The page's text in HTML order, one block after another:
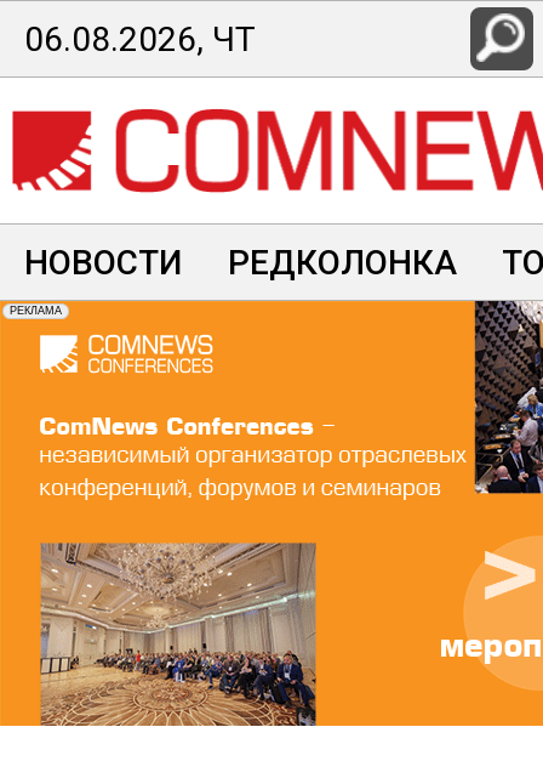
Перейти
к
основному
содержанию
06.08.2026, ЧТ
НОВОСТИ РЕДКОЛОНКА